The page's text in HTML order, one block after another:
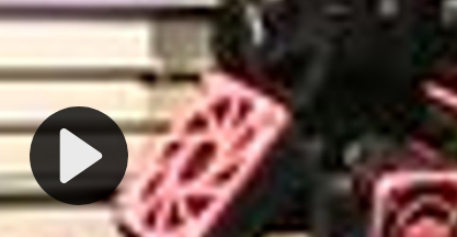
Play
Video